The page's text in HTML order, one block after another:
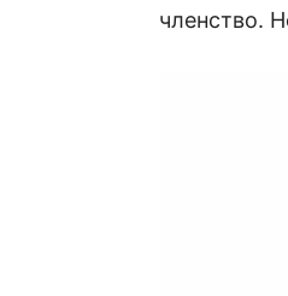
членство.